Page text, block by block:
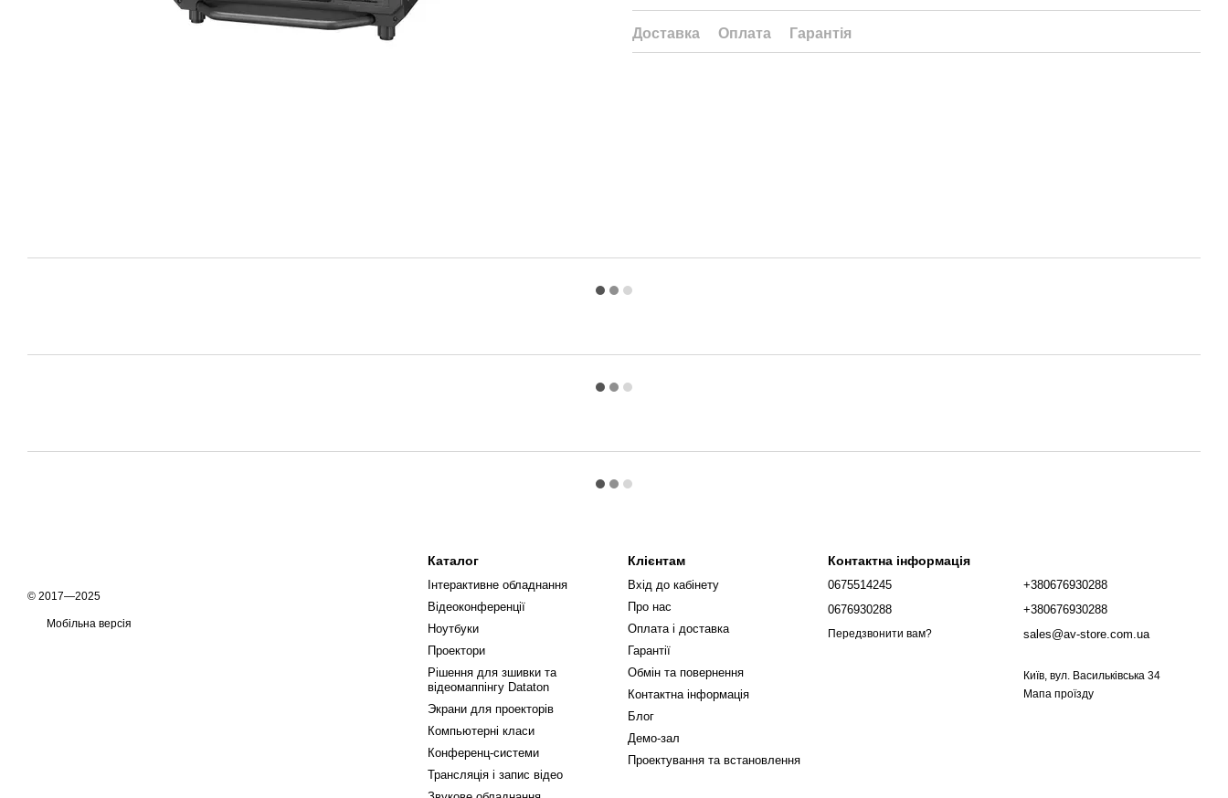
Доставка Оплата Гарантія
© 2017—2025
Мобільна версія
Каталог
Інтерактивне обладнання
Відеоконференції
Ноутбуки
Проектори
Рішення для зшивки та
відеомаппінгу Dataton
Экрани для проекторів
Компьютерні класи
Конференц-системи
Трансляція і запис відео
Клієнтам
Вхід до кабінету
Про нас
Оплата і доставка
Гарантії
Обмін та повернення
Контактна інформація
Блог
Демо-зал
Проектування та встановлення
Контактна інформація
0675514245
0676930288
Передзвонити вам?
+380676930288
+380676930288
sales@av-store.com.ua
Київ, вул. Васильківська 34
Мапа проїзду